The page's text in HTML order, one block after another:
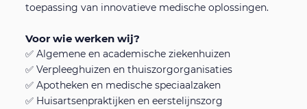
toepassing van innovatieve medische oplossingen.
Voor wie werken wij?
✅ Algemene en academische ziekenhuizen
✅ Verpleeghuizen en thuiszorgorganisaties
✅ Apotheken en medische speciaalzaken
✅ Huisartsenpraktijken en eerstelijnszorg